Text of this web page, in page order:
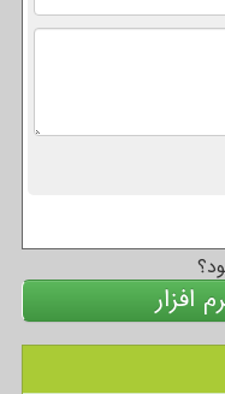
افزار